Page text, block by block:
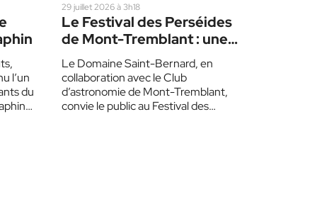
l’un
du
29 juillet 2026 à 3h18
Le Festival des Perséides
de Mont-Tremblant : une
pluie d’étoiles filantes
Le Domaine Saint-Bernard, en
collaboration avec le Club
d’astronomie de Mont-Tremblant,
convie le public au Festival des